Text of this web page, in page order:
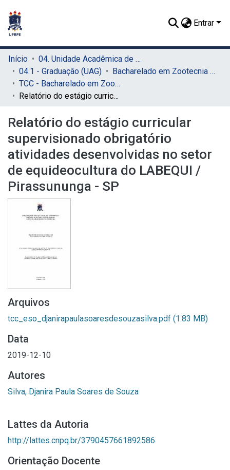
Entrar
Início
04. Unidade Acadêmica de Garanhuns (UAG)
04.1 - Graduação (UAG)
Bacharelado em Zootecnia (UAG)
TCC - Bacharelado em Zootecnia (UAG)
Relatório do estágio curricular supervisionado obrigatório atividades desenvolvidas no setor de equideocultura do LABEQUI / Pirassununga - SP
Relatório do estágio curricular
supervisionado obrigatório
atividades desenvolvidas no setor
de equideocultura do LABEQUI /
Pirassununga - SP
Arquivos
tcc_eso_djanirapaulasoaresdesouzasilva.pdf (1.83 MB)
Data
2019-12-10
Autores
Silva, Djanira Paula Soares de Souza
Lattes da Autoria
http://lattes.cnpq.br/3790457661892586
Orientação Docente